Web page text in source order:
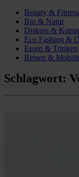
Beauty & Fitness
Bio & Natur
Diskurs &
Eco Fashion &
Essen & Trinken
Reisen &
Schlagwort: